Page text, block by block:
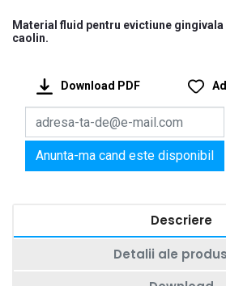
Material fluid pentru evictiune gingivala
caolin.
Download PDF
Anunta-ma cand este disponibil
Descriere
Detalii ale